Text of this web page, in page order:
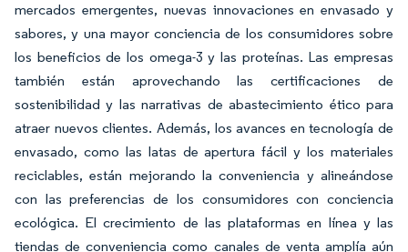
mercados emergentes, nuevas innovaciones en envasado y
sabores, y una mayor conciencia de los consumidores sobre
los beneficios de los omega-3 y las proteínas. Las empresas
también están aprovechando las certificaciones de
sostenibilidad y las narrativas de abastecimiento ético para
atraer nuevos clientes. Además, los avances en tecnología de
envasado, como las latas de apertura fácil y los materiales
reciclables, están mejorando la conveniencia y alineándose
con las preferencias de los consumidores con conciencia
ecológica. El crecimiento de las plataformas en línea y las
tiendas de conveniencia como canales de venta amplía aún